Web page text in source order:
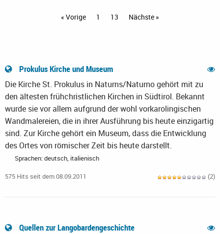
« Vorige 1 13 Nächste »
Prokulus Kirche und Museum
Die Kirche St. Prokulus in Naturns/Naturno gehört mit zu
den ältesten frühchristlichen Kirchen in Südtirol. Bekannt
wurde sie vor allem aufgrund der wohl vorkarolingischen
Wandmalereien, die in ihrer Ausführung bis heute einzigartig
sind. Zur Kirche gehört ein Museum, dass die Entwicklung
des Ortes von römischer Zeit bis heute darstellt.
Sprachen: deutsch, italienisch
575 Hits seit dem 08.09.2011 (2)
Quellen zur Langobardengeschichte